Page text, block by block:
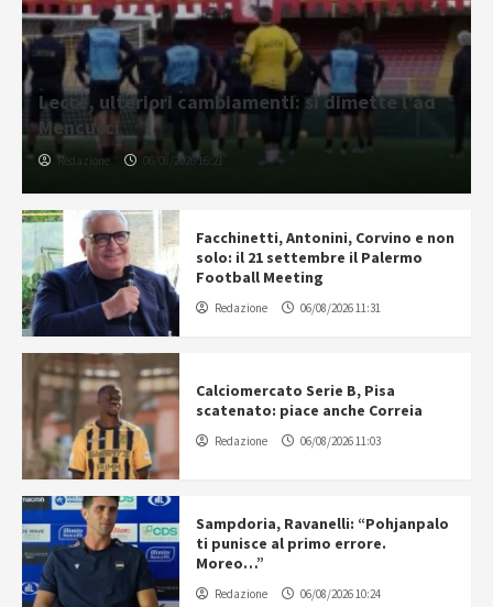
Lecce, ulteriori cambiamenti: si dimette l’ad
Mencucci
Redazione 06/08/2026 16:21
Facchinetti, Antonini, Corvino e non
solo: il 21 settembre il Palermo
Football Meeting
Redazione 06/08/2026 11:31
Calciomercato Serie B, Pisa
scatenato: piace anche Correia
Redazione 06/08/2026 11:03
Sampdoria, Ravanelli: “Pohjanpalo
ti punisce al primo errore.
Moreo…”
Redazione 06/08/2026 10:24